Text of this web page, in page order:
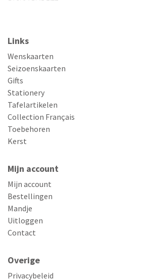
Links
Wenskaarten
Seizoenskaarten
Gifts
Stationery
Tafelartikelen
Collection Français
Toebehoren
Kerst
Mijn account
Mijn account
Bestellingen
Mandje
Uitloggen
Contact
Overige
Privacybeleid